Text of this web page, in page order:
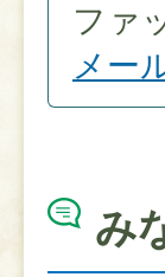
ファ
メー
み